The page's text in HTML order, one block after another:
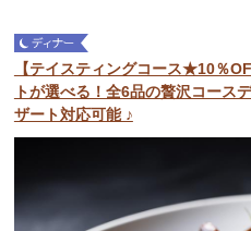
【テイスティングコース★10％
トが選べる！全6品の贅沢コー
ザート対応可能 ♪